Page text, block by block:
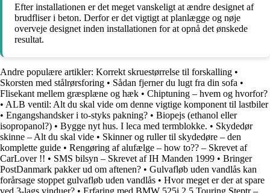
Efter installationen er det meget vanskeligt at ændre designet af
brudfliser i beton. Derfor er det vigtigt at planlægge og nøje
overveje designet inden installationen for at opnå det ønskede
resultat.
Andre populære artikler: Korrekt skruestørrelse til forskalling •
Skorsten med stålrørsforing • Sådan fjerner du lugt fra din sofa •
Flisekant mellem græsplæne og hæk • Chiptuning – hvem og hvorfor?
• ALB ventil: Alt du skal vide om denne vigtige komponent til lastbiler
• Engangshandsker i to-styks pakning? • Biopejs (ethanol eller
isopropanol?) • Bygge nyt hus. I leca med termblokke. • Skydedør
skinne – Alt du skal vide • Skinner og ruller til skydedøre – den
komplette guide • Rengøring af alufælge – how to?? – Skrevet af
CarLover !! • SMS bilsyn – Skrevet af IH Manden 1999 • Bringer
PostDanmark pakker ud om aftenen? • Gulvafløb uden vandlås kan
forårsage stoppet gulvafløb uden vandlås • Hvor meget er der at spare